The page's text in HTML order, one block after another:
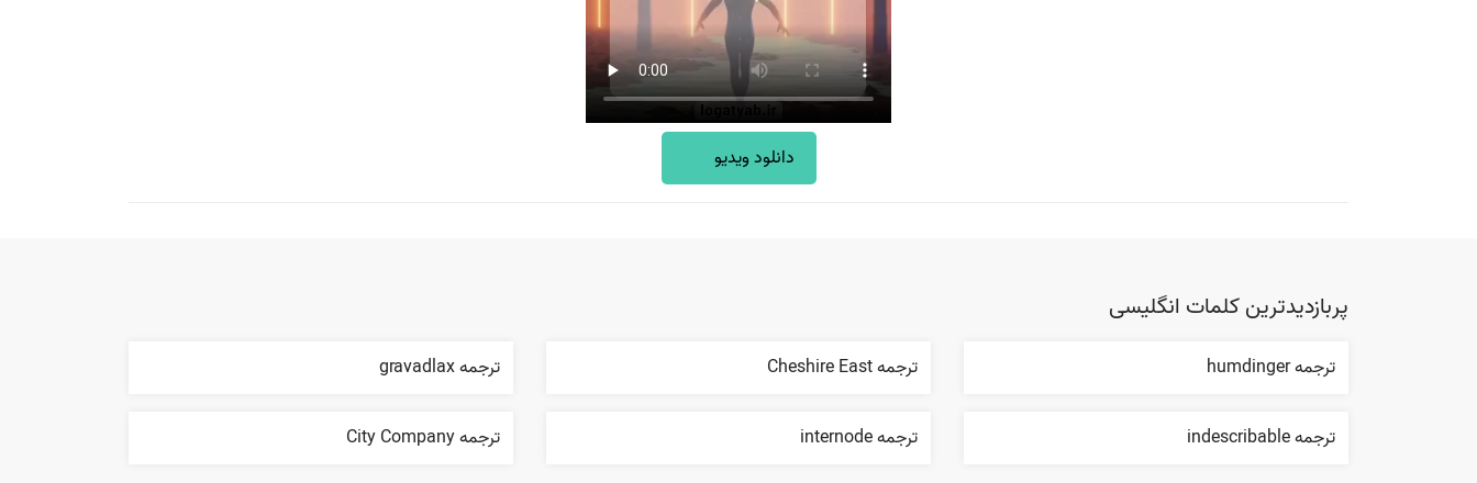
دانلود ویدیو
پربازدیدترین کلمات انگلیسی
ترجمه humdinger ترجمه Cheshire East ترجمه gravadlax
ترجمه indescribable ترجمه internode ترجمه City Company